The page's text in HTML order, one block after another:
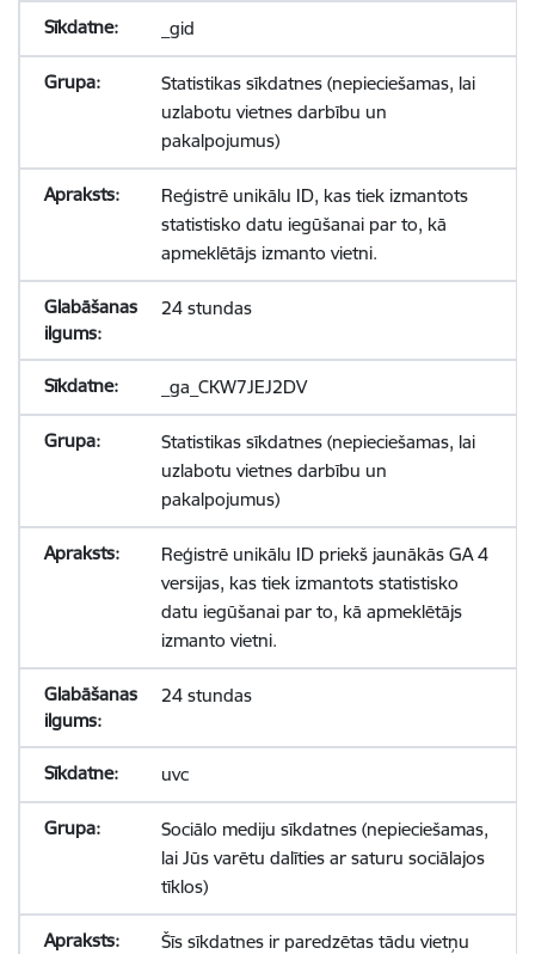
_gid
Statistikas sīkdatnes (nepieciešamas, lai
uzlabotu vietnes darbību un
pakalpojumus)
Reģistrē unikālu ID, kas tiek izmantots
statistisko datu iegūšanai par to, kā
apmeklētājs izmanto vietni.
24 stundas
_ga_CKW7JEJ2DV
Statistikas sīkdatnes (nepieciešamas, lai
uzlabotu vietnes darbību un
pakalpojumus)
Reģistrē unikālu ID priekš jaunākās GA 4
versijas, kas tiek izmantots statistisko
datu iegūšanai par to, kā apmeklētājs
izmanto vietni.
24 stundas
uvc
Sociālo mediju sīkdatnes (nepieciešamas,
lai Jūs varētu dalīties ar saturu sociālajos
tīklos)
Šīs sīkdatnes ir paredzētas tādu vietņu